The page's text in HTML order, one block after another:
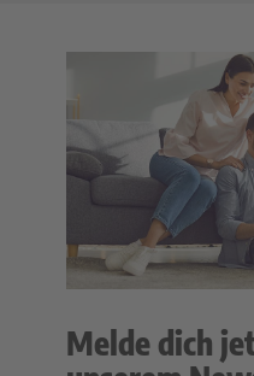
Melde dich